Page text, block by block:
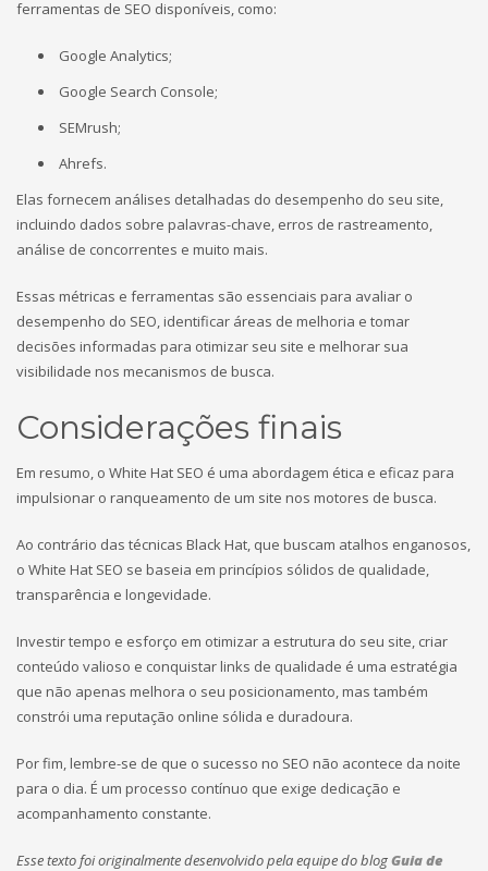
ferramentas de SEO disponíveis, como:
Google Analytics;
Google Search Console;
SEMrush;
Ahrefs.
Elas fornecem análises detalhadas do desempenho do seu site,
incluindo dados sobre palavras-chave, erros de rastreamento,
análise de concorrentes e muito mais.
Essas métricas e ferramentas são essenciais para avaliar o
desempenho do SEO, identificar áreas de melhoria e tomar
decisões informadas para otimizar seu site e melhorar sua
visibilidade nos mecanismos de busca.
Considerações finais
Em resumo, o White Hat SEO é uma abordagem ética e eficaz para
impulsionar o ranqueamento de um site nos motores de busca.
Ao contrário das técnicas Black Hat, que buscam atalhos enganosos,
o White Hat SEO se baseia em princípios sólidos de qualidade,
transparência e longevidade.
Investir tempo e esforço em otimizar a estrutura do seu site, criar
conteúdo valioso e conquistar links de qualidade é uma estratégia
que não apenas melhora o seu posicionamento, mas também
constrói uma reputação online sólida e duradoura.
Por fim, lembre-se de que o sucesso no SEO não acontece da noite
para o dia. É um processo contínuo que exige dedicação e
acompanhamento constante.
Esse texto foi originalmente desenvolvido pela equipe do blogGuia de